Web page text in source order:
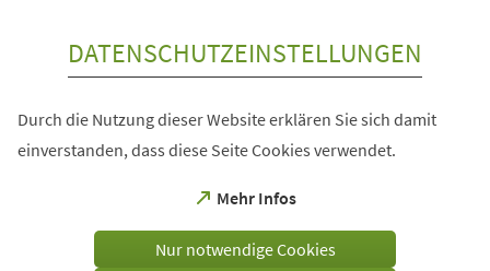
DATENSCHUTZEINSTELLUNGEN
Durch die Nutzung dieser Website erklären Sie sich damit
einverstanden, dass diese Seite Cookies verwendet.
Mehr Infos
(Öffnet
einem
Nur notwendige Cookies